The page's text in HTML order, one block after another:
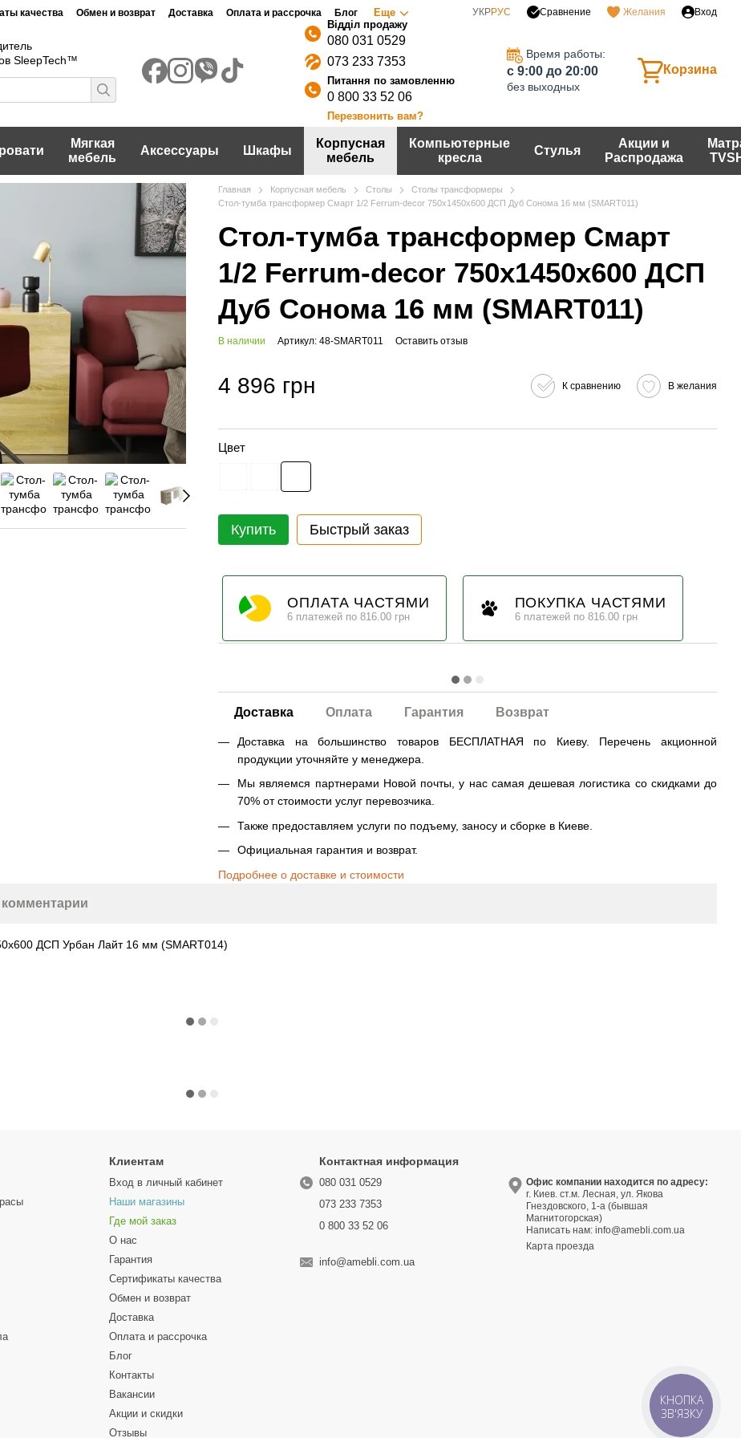
качества Обмен и возврат Доставка Оплата и рассрочка Блог Еще УКРРУС Сравнение Желания Вход
SleepTech™
080 031 0529
073 233 7353
0 800 33 52 06
Перезвонить вам?
Время работы:
c 9:00 до 20:00
без выходных
Корзина
Мягкая
мебель
Аксессуары Шкафы
Корпусная
мебель
Компьютерные
кресла
Стулья
Акции и
Распродажа
Главная Корпусная мебель Столы
Столы трансформеры
Стол-тумба трансформер Смарт 1/2 Ferrum-decor 750x1450x600 ДСП Дуб Сонома 16 мм (SMART011)
Стол-тумба трансформер Смарт
1/2 Ferrum-decor 750x1450x600 ДСП
Дуб Сонома 16 мм (SMART011)
В наличии Артикул: 48-SMART011 Оставить отзыв
4 896 грн К сравнению В желания
Цвет
Купить Быстрый заказ
ОПЛАТА ЧАСТЯМИ
6 платежей по 816.00 грн
ПОКУПКА ЧАСТЯМИ
6 платежей по 816.00 грн
Доставка Оплата Гарантия Возврат
Доставка на большинство товаров БЕСПЛАТНАЯ по Киеву. Перечень акционной
продукции уточняйте у менеджера.
Мы являемся партнерами Новой почты, у нас самая дешевая логистика со скидками до
70% от стоимости услуг перевозчика.
Также предоставляем услуги по подъему, заносу и сборке в Киеве.
Официальная гарантия и возврат.
Подробнее о доставке и стоимости
ДСП Урбан Лайт 16 мм (SMART014)
Клиентам
Вход в личный кабинет
Наши магазины
Где мой заказ
О нас
Гарантия
Сертификаты качества
Обмен и возврат
Доставка
Оплата и рассрочка
Блог
Контакты
Вакансии
Акции и скидки
Отзывы
Контактная информация
080 031 0529
073 233 7353
0 800 33 52 06
info@amebli.com.ua
Офис компании находится по адресу:
г. Киев. ст.м. Лесная, ул. Якова
Гнездовского, 1-а (бывшая
Магнитогорская)
Написать нам:info@amebli.com.ua
Карта проезда
КНОПКА
ЗВ'ЯЗКУ